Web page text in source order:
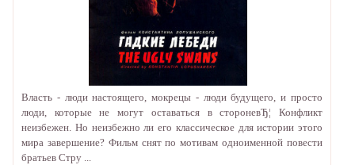
Власть - люди настоящего, мокрецы - люди будущего, и просто
люди, которые не могут оставаться в стороневЂ¦ Конфликт
неизбежен. Но неизбежно ли его классическое для истории этого
мира завершение? Фильм снят по мотивам одноименной повести
братьев Стру ...